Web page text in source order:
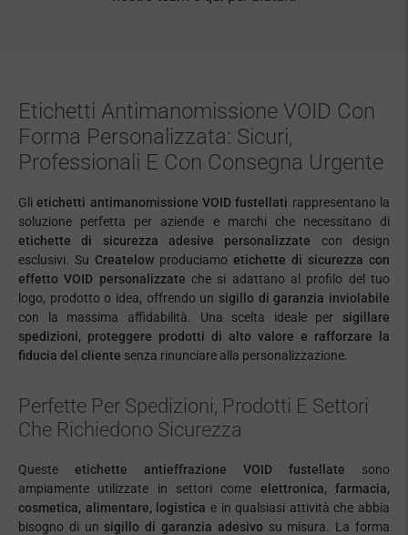
Etichetti Antimanomissione VOID Con
Forma Personalizzata: Sicuri,
Professionali E Con Consegna Urgente
Glietichetti antimanomissione VOID fustellati rappresentano la
soluzione perfetta per aziende e marchi che necessitano di
etichette di sicurezza adesive personalizzate con design
esclusivi. Su Createlow produciamo etichette di sicurezza con
effetto VOID personalizzate che si adattano al profilo del tuo
logo, prodotto o idea, offrendo un sigillo di garanzia inviolabile
con la massima affidabilità. Una scelta ideale per sigillare
spedizioni, proteggere prodotti di alto valore e rafforzare la
fiducia del cliente senza rinunciare alla personalizzazione.
Perfette Per Spedizioni, Prodotti E Settori
Che Richiedono Sicurezza
Queste etichette antieffrazione VOID fustellate sono
ampiamente utilizzate in settori come elettronica, farmacia,
cosmetica, alimentare, logistica e in qualsiasi attività che abbia
bisogno di un sigillo di garanzia adesivo su misura. La forma